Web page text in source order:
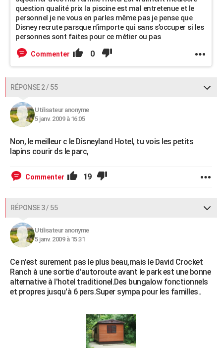
question qualité prix la piscine est mal entretenue et le
personnel je ne vous en parles même pas je pense que
Disney recrute parsque n’importe qui sans s’occuper si les
personnes sont faites pour ce métier ou pas
Commenter 0
RÉPONSE 2 / 55
Utilisateur anonyme
5 janv. 2009 à 16:05
Non, le meilleur c le Disneyland Hotel, tu vois les petits
lapins courir ds le parc,
Commenter 19
RÉPONSE 3 / 55
Utilisateur anonyme
5 janv. 2009 à 15:31
Ce n'est surement pas le plus beau,mais le David Crocket
Ranch à une sortie d'autoroute avant le park est une bonne
alternative à l'hotel traditionel.Des bungalow fonctionnels
et propres jusqu'à 6 pers.Super sympa pour les familles..